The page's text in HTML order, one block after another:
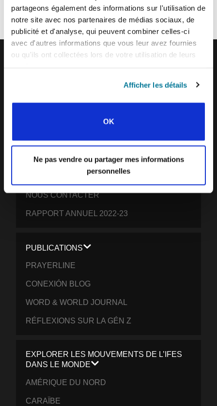
partageons également des informations sur l'utilisation de
notre site avec nos partenaires de médias sociaux, de
publicité et d'analyse, qui peuvent combiner celles-ci
avec d'autres informations que vous leur avez fournies
ou qu'ils ont collectées lors de votre utilisation de leurs
Afficher les détails
OK
Ne pas vendre ou partager mes informations
personnelles
inspirer vos prières.
Nous aimerions vous voir vous joindre à nous !
EVANGELICAL STUDENTS
NOTRE VISION MONDIALE
L’HISTOIRE DE L’IFES
NOTRE ÉQUIPE MISSIONNAIRE
CE QUE NOUS CROYONS
NOUS CONTACTER
RAPPORT ANNUEL 2022-23
PUBLICATIONS
PRAYERLINE
CONEXIÓN BLOG
WORD & WORLD JOURNAL
RÉFLEXIONS SUR LA GÉN Z
EXPLORER LES MOUVEMENTS DE L’IFES
DANS LE MONDE
AMÉRIQUE DU NORD
CARAÏBE